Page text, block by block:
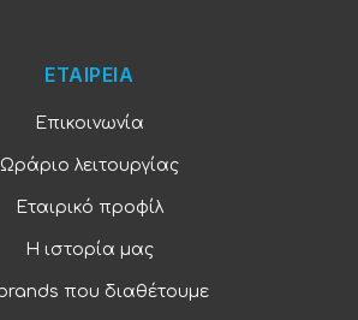
ΕΤΑΙΡΕΙΑ
Επικοινωνία
Ωράριο λειτουργίας
Εταιρικό προφίλ
Η ιστορία μας
που διαθέτουμε